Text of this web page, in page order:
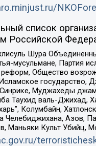
список
Российской
Шура
мусульмане, Партия
Общество
государство,
Муджахеды
Таухид валь-Джихад,
Колумбайн,
Челебиджихана, Азов,
Маньяки Культ Убийц,